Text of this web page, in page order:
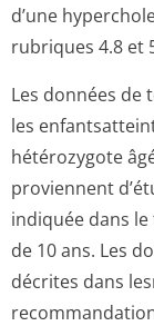
d’une
rubriques 4.8 et
Les données de
les
hétérozygote
proviennent
indiquée dans
de 10 ans. Les
décrites dans